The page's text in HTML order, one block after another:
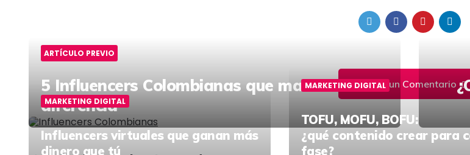
Escribe un Comentario
Post
navigation
ARTÍCULO PREVIO
5 Influencers Colombianas que marcan la
diferencia
MARKETING DIGITAL
Influencers virtuales que ganan más
dinero que tú
MARKETING DIGITAL
TOFU, MOFU, BOFU:
¿qué contenido crear para
fase?